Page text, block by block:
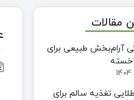
مقالات
آرام‌بخش طبیعی برای
خسته
تغذیه سالم برای